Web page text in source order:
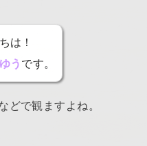
は！
う です。
どで観ますよね。